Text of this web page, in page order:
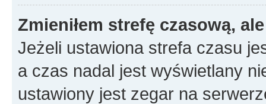
Zmieniłem strefę czasową,
Jeżeli ustawiona strefa czasu
a czas nadal jest wyświetlany
ustawiony jest zegar na